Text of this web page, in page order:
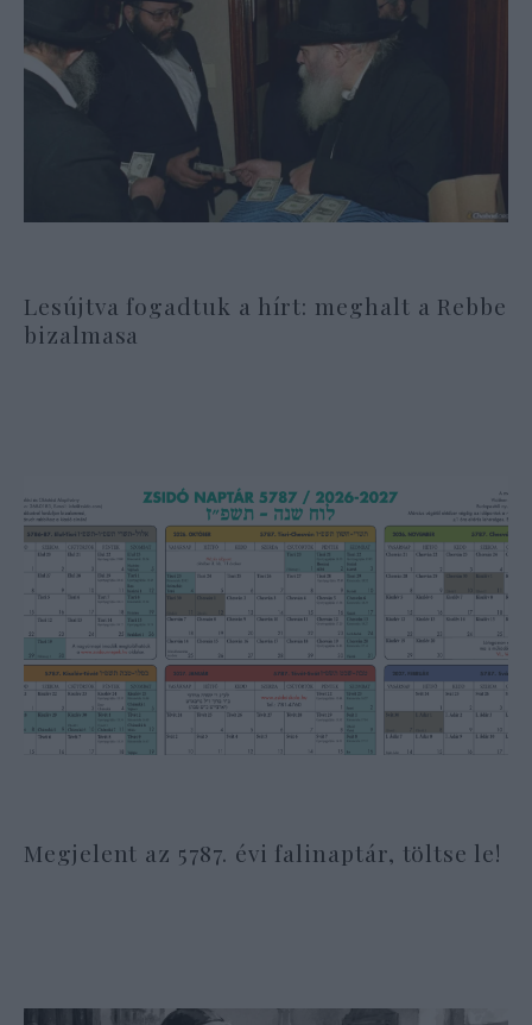
Lesújtva fogadtuk a hírt: meghalt a Rebbe
bizalmasa
Megjelent az 5787. évi falinaptár, töltse le!